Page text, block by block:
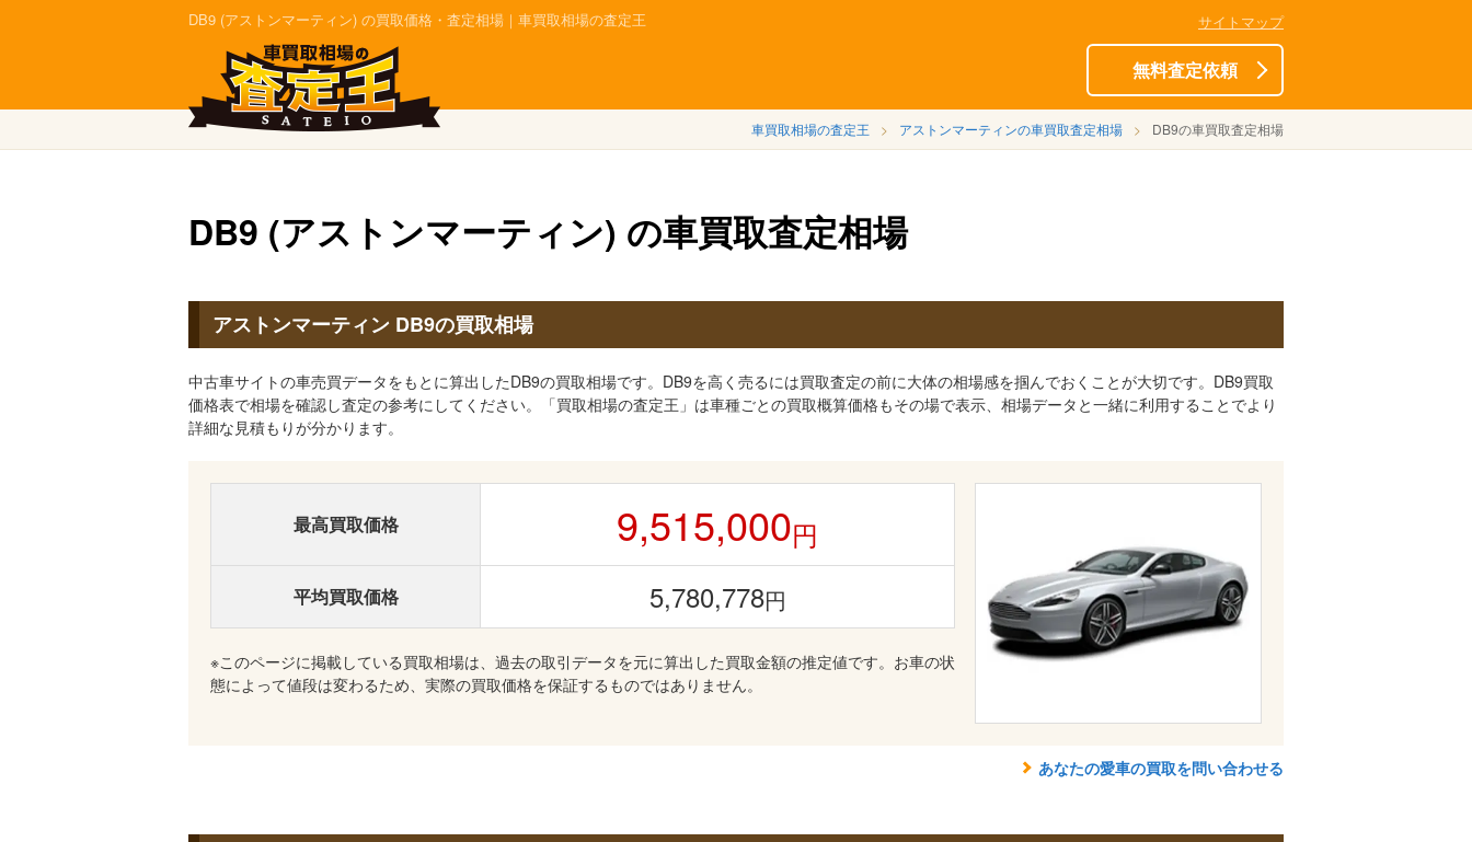
DB9 (アストンマーティン) の買取価格・査定相場｜車買取相場の査定王 サイトマップ
無料査定依頼
車買取相場の査定王 アストンマーティンの車買取査定相場 DB9の車買取査定相場
DB9 (アストンマーティン) の車買取査定相場
アストンマーティン DB9の買取相場
中古車サイトの車売買データをもとに算出したDB9の買取相場です。DB9を高く売るには買取査定の前に大体の相場感を掴んでおくことが大切です。DB9買取
価格表で相場を確認し査定の参考にしてください。「買取相場の査定王」は車種ごとの買取概算価格もその場で表示、相場データと一緒に利用することでより
詳細な見積もりが分かります。
最高買取価格 9,515,000円
平均買取価格 5,780,778円
※このページに掲載している買取相場は、過去の取引データを元に算出した買取金額の推定値です。お車の状
態によって値段は変わるため、実際の買取価格を保証するものではありません。
あなたの愛車の買取を問い合わせる